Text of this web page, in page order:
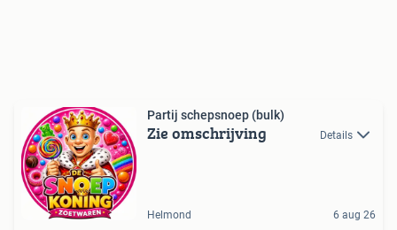
Partij schepsnoep (bulk)
Zie omschrijving Details
Helmond 6 aug 26